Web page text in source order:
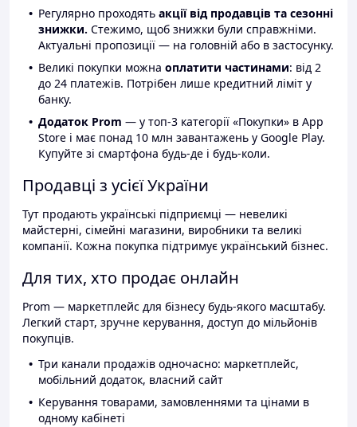
Регулярно проходять акції від продавців та сезонні
знижки. Стежимо, щоб знижки були справжніми.
Актуальні пропозиції — на головній або в застосунку.
Великі покупки можна оплатити частинами: від 2
до 24 платежів. Потрібен лише кредитний ліміт у
банку.
Додаток Prom — у топ-3 категорії «Покупки» в App
Store і має понад 10 млн завантажень у Google Play.
Купуйте зі смартфона будь-де і будь-коли.
Продавці з усієї України
Тут продають українські підприємці — невеликі
майстерні, сімейні магазини, виробники та великі
компанії. Кожна покупка підтримує український бізнес.
Для тих, хто продає онлайн
Prom — маркетплейс для бізнесу будь-якого масштабу.
Легкий старт, зручне керування, доступ до мільйонів
покупців.
Три канали продажів одночасно: маркетплейс,
мобільний додаток, власний сайт
Керування товарами, замовленнями та цінами в
одному кабінеті